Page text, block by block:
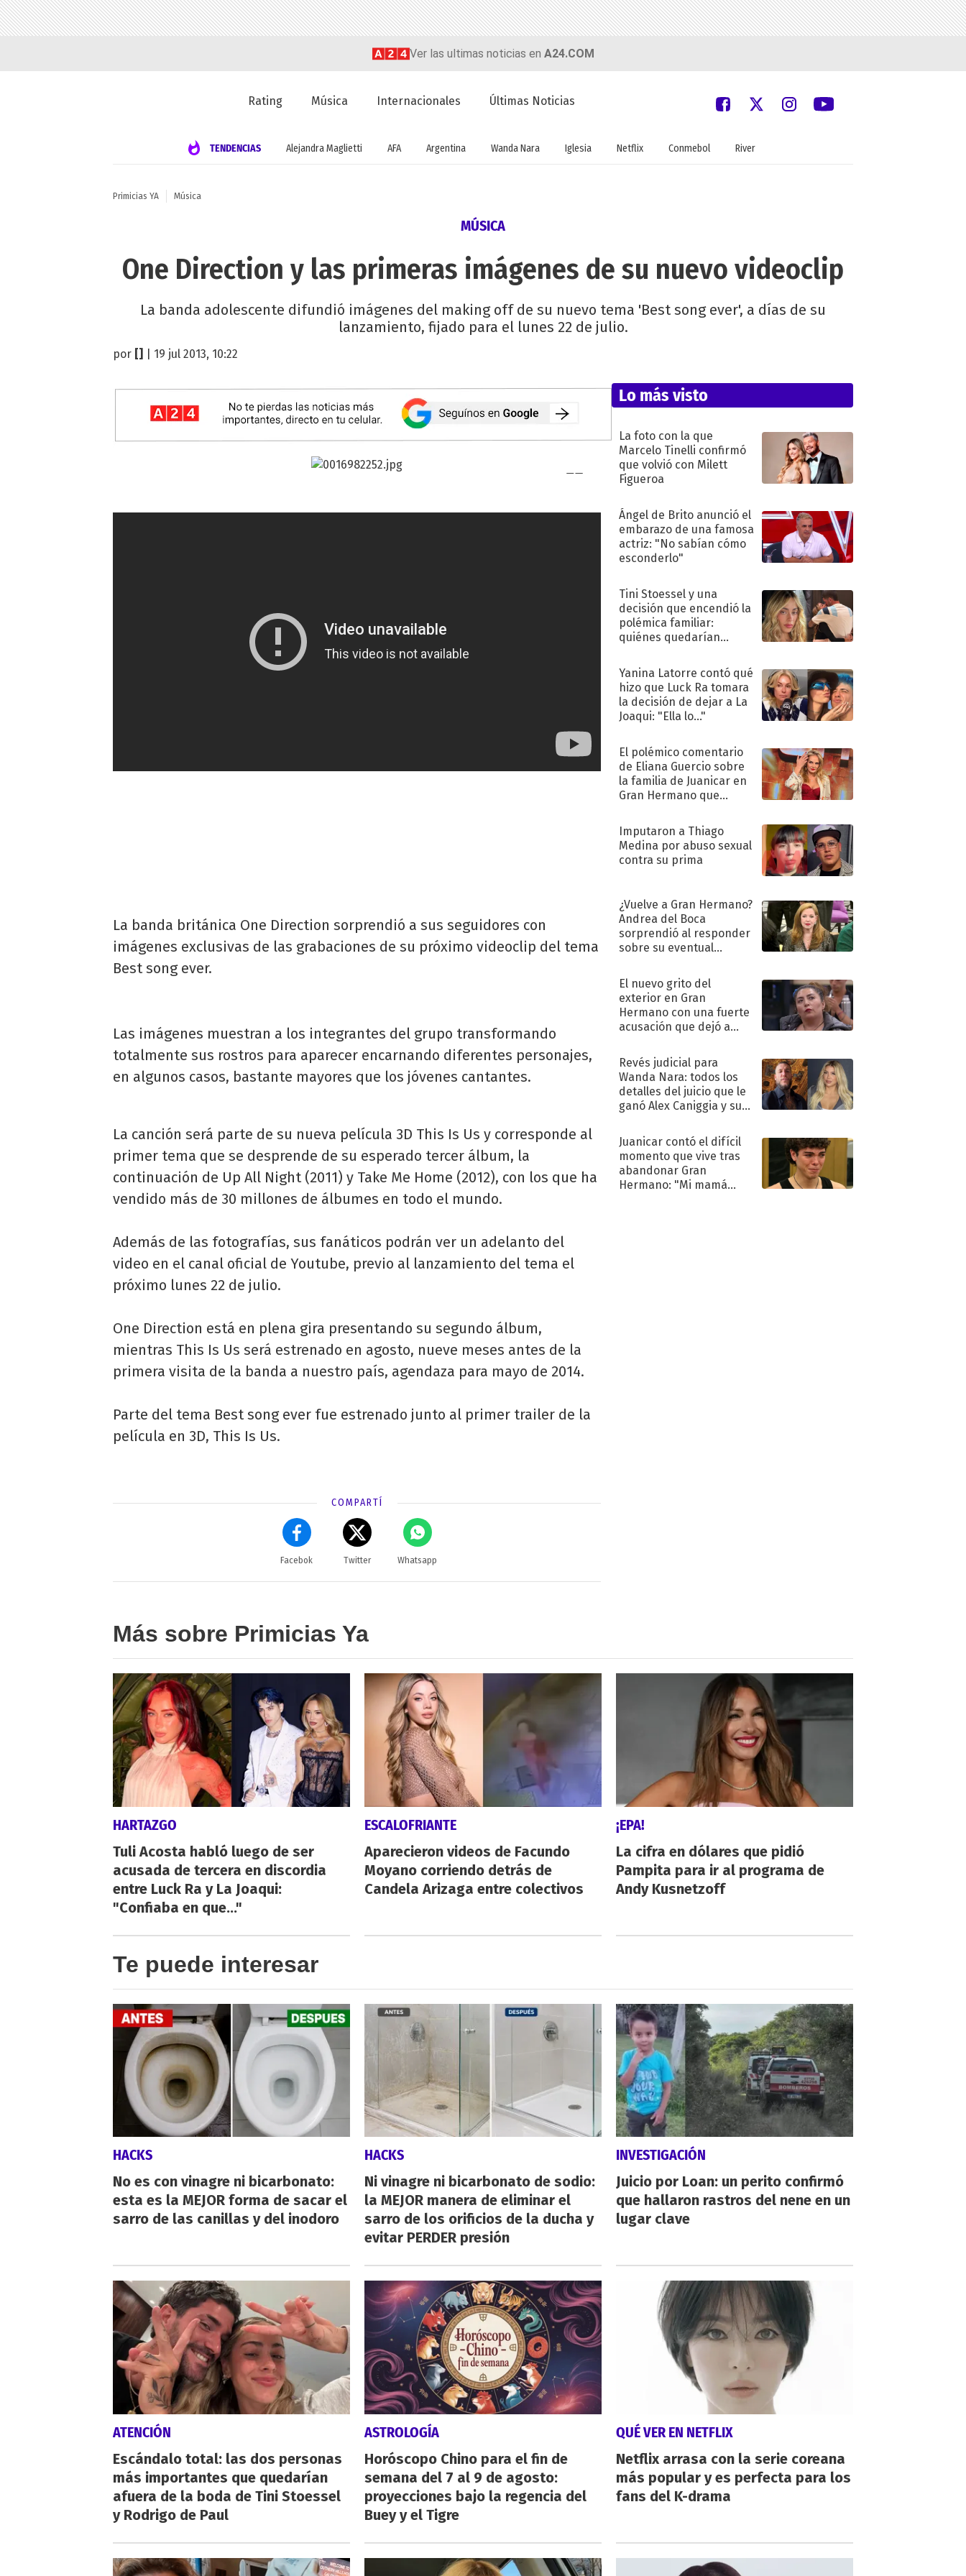
Ver las ultimas noticias en A24.COM
Rating Música Internacionales Últimas Noticias
TENDENCIAS Alejandra Maglietti AFA Argentina Wanda Nara Iglesia Netflix Conmebol River
Primicias YA Música
MÚSICA
One Direction y las primeras imágenes de su nuevo videoclip
La banda adolescente difundió imágenes del making off de su nuevo tema 'Best song ever', a días de su
lanzamiento, fijado para el lunes 22 de julio.
por | 19 jul 2013, 10:22
La banda británica One Direction sorprendió a sus seguidores con
imágenes exclusivas de las grabaciones de su próximo videoclip del tema
Best song ever.
Las imágenes muestran a los integrantes del grupo transformando
totalmente sus rostros para aparecer encarnando diferentes personajes,
en algunos casos, bastante mayores que los jóvenes cantantes.
La canción será parte de su nueva película 3D This Is Us y corresponde al
primer tema que se desprende de su esperado tercer álbum, la
continuación de Up All Night (2011) y Take Me Home (2012), con los que ha
vendido más de 30 millones de álbumes en todo el mundo.
Además de las fotografías, sus fanáticos podrán ver un adelanto del
video en el canal oficial de Youtube, previo al lanzamiento del tema el
próximo lunes 22 de julio.
One Direction está en plena gira presentando su segundo álbum,
mientras This Is Us será estrenado en agosto, nueve meses antes de la
primera visita de la banda a nuestro país, agendaza para mayo de 2014.
Parte del tema Best song ever fue estrenado junto al primer trailer de la
película en 3D, This Is Us.
COMPARTÍ
Facebok Twitter Whatsapp
Lo más visto
La foto con la que
Marcelo Tinelli confirmó
que volvió con Milett
Figueroa
Ángel de Brito anunció el
embarazo de una famosa
actriz: "No sabían cómo
esconderlo"
Tini Stoessel y una
decisión que encendió la
polémica familiar:
quiénes quedarían
Yanina Latorre contó qué
hizo que Luck Ra tomara
la decisión de dejar a La
Joaqui: "Ella lo..."
El polémico comentario
de Eliana Guercio sobre
la familia de Juanicar en
Gran Hermano que
Imputaron a Thiago
Medina por abuso sexual
contra su prima
¿Vuelve a Gran Hermano?
Andrea del Boca
sorprendió al responder
sobre su eventual
El nuevo grito del
exterior en Gran
Hermano con una fuerte
acusación que dejó a
"Traidora"
Revés judicial para
Wanda Nara: todos los
detalles del juicio que le
ganó Alex Caniggia y sus
Juanicar contó el difícil
momento que vive tras
abandonar Gran
Hermano: "Mi mamá
Más sobre Primicias Ya
HARTAZGO
Tuli Acosta habló luego de ser
acusada de tercera en discordia
entre Luck Ra y La Joaqui:
"Confiaba en que..."
ESCALOFRIANTE
Aparecieron videos de Facundo
Moyano corriendo detrás de
Candela Arizaga entre colectivos
¡EPA!
La cifra en dólares que pidió
Pampita para ir al programa de
Andy Kusnetzoff
Te puede interesar
HACKS
No es con vinagre ni bicarbonato:
esta es la MEJOR forma de sacar el
sarro de las canillas y del inodoro
HACKS
Ni vinagre ni bicarbonato de sodio:
la MEJOR manera de eliminar el
sarro de los orificios de la ducha y
evitar PERDER presión
INVESTIGACIÓN
Juicio por Loan: un perito confirmó
que hallaron rastros del nene en un
lugar clave
ATENCIÓN
Escándalo total: las dos personas
más importantes que quedarían
afuera de la boda de Tini Stoessel
y Rodrigo de Paul
ASTROLOGÍA
Horóscopo Chino para el fin de
semana del 7 al 9 de agosto:
proyecciones bajo la regencia del
Buey y el Tigre
QUÉ VER EN NETFLIX
Netflix arrasa con la serie coreana
más popular y es perfecta para los
fans del K-drama